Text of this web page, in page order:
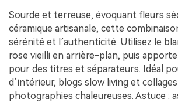
Sourde et terreuse, évoquant fleurs
céramique artisanale, cette
sérénité et l’authenticité. Utilisez le
rose vieilli en arrière-plan, puis
pour des titres et séparateurs. Idéal
d’intérieur, blogs slow living et
photographies chaleureuses. Astuce :